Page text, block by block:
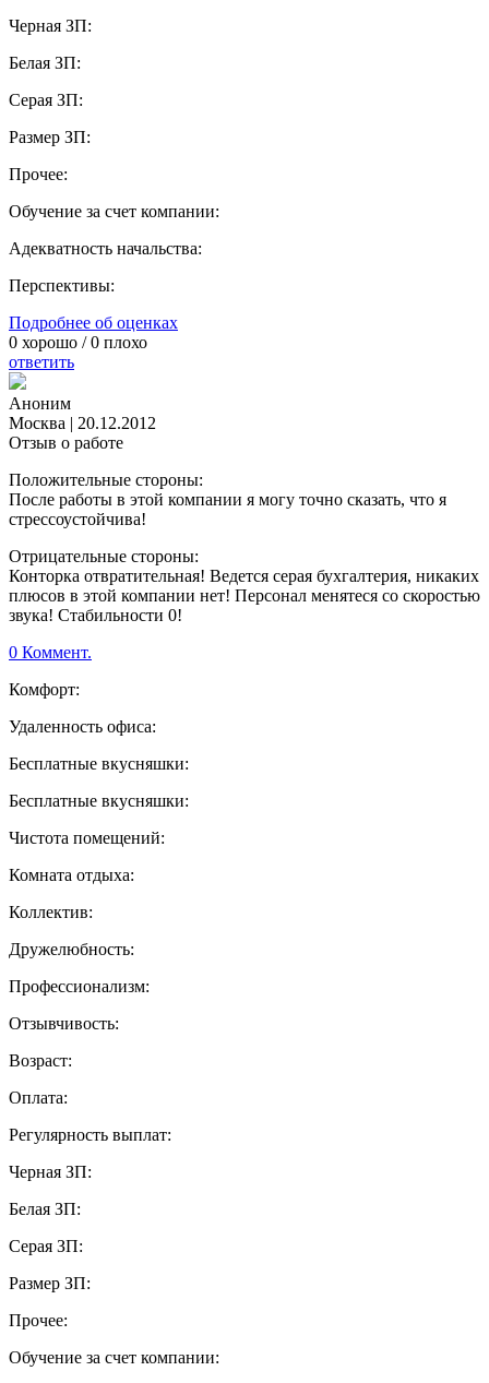
Черная ЗП:
Белая ЗП:
Серая ЗП:
Размер ЗП:
Прочее:
Обучение за счет компании:
Адекватность начальства:
Перспективы:
Подробнее об оценках
0 хорошо /0 плохо
ответить
Аноним
Москва | 20.12.2012
Отзыв о работе
Положительные стороны:
После работы в этой компании я могу точно сказать, что я
стрессоустойчива!
Отрицательные стороны:
Конторка отвратительная! Ведется серая бухгалтерия, никаких
плюсов в этой компании нет! Персонал менятеся со скоростью
звука! Стабильности 0!
0 Коммент.
Комфорт:
Удаленность офиса:
Бесплатные вкусняшки:
Бесплатные вкусняшки:
Чистота помещений:
Комната отдыха:
Коллектив:
Дружелюбность:
Профессионализм:
Отзывчивость:
Возраст:
Оплата:
Регулярность выплат:
Черная ЗП:
Белая ЗП:
Серая ЗП:
Размер ЗП:
Прочее:
Обучение за счет компании: